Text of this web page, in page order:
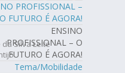
PROFISSIONAL –
O FUTURO É AGORA!
ENSINO
PROFISSIONAL – O
FUTURO É AGORA!
Tema/Mobilidade
Silva Leite